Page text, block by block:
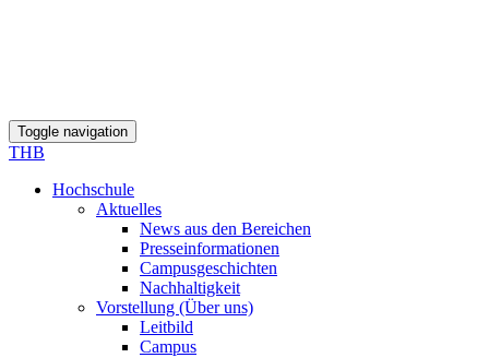
Toggle navigation
THB
Hochschule
Aktuelles
News aus den Bereichen
Presseinformationen
Campusgeschichten
Nachhaltigkeit
Vorstellung (Über uns)
Leitbild
Campus